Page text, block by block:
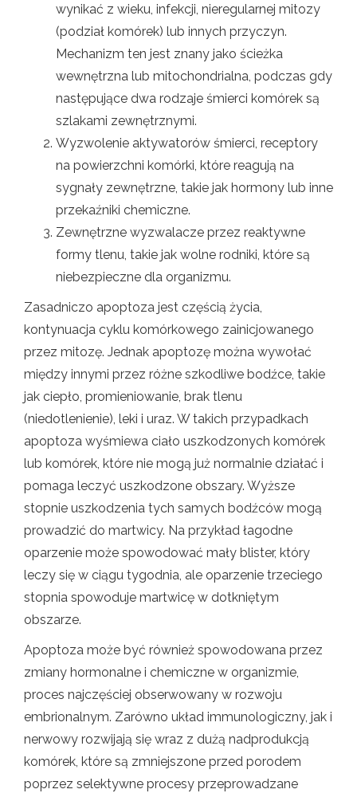
wynikać z wieku, infekcji, nieregularnej mitozy
(podział komórek) lub innych przyczyn.
Mechanizm ten jest znany jako ścieżka
wewnętrzna lub mitochondrialna, podczas gdy
następujące dwa rodzaje śmierci komórek są
szlakami zewnętrznymi.
Wyzwolenie aktywatorów śmierci, receptory
na powierzchni komórki, które reagują na
sygnały zewnętrzne, takie jak hormony lub inne
przekaźniki chemiczne.
Zewnętrzne wyzwalacze przez reaktywne
formy tlenu, takie jak wolne rodniki, które są
niebezpieczne dla organizmu.
Zasadniczo apoptoza jest częścią życia,
kontynuacja cyklu komórkowego zainicjowanego
przez mitozę. Jednak apoptozę można wywołać
między innymi przez różne szkodliwe bodźce, takie
jak ciepło, promieniowanie, brak tlenu
(niedotlenienie), leki i uraz. W takich przypadkach
apoptoza wyśmiewa ciało uszkodzonych komórek
lub komórek, które nie mogą już normalnie działać i
pomaga leczyć uszkodzone obszary. Wyższe
stopnie uszkodzenia tych samych bodźców mogą
prowadzić do martwicy. Na przykład łagodne
oparzenie może spowodować mały blister, który
leczy się w ciągu tygodnia, ale oparzenie trzeciego
stopnia spowoduje martwicę w dotkniętym
obszarze.
Apoptoza może być również spowodowana przez
zmiany hormonalne i chemiczne w organizmie,
proces najczęściej obserwowany w rozwoju
embrionalnym. Zarówno układ immunologiczny, jak i
nerwowy rozwijają się wraz z dużą nadprodukcją
komórek, które są zmniejszone przed porodem
poprzez selektywne procesy przeprowadzane